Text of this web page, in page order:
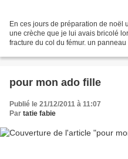
En ces jours de préparation de noël
une crèche que je lui avais bricolé
fracture du col du fémur. un
pour mon ado fille
Publié le 21/12/2011 à 11:07
Par tatie fabie